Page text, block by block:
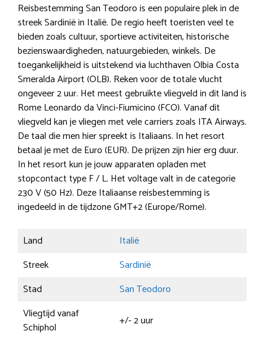
Reisbestemming San Teodoro is een populaire plek in de
streek Sardinië in Italië. De regio heeft toeristen veel te
bieden zoals cultuur, sportieve activiteiten, historische
bezienswaardigheden, natuurgebieden, winkels. De
toegankelijkheid is uitstekend via luchthaven Olbia Costa
Smeralda Airport (OLB). Reken voor de totale vlucht
ongeveer 2 uur. Het meest gebruikte vliegveld in dit land is
Rome Leonardo da Vinci-Fiumicino (FCO). Vanaf dit
vliegveld kan je vliegen met vele carriers zoals ITA Airways.
De taal die men hier spreekt is Italiaans. In het resort
betaal je met de Euro (EUR). De prijzen zijn hier erg duur.
In het resort kun je jouw apparaten opladen met
stopcontact type F / L. Het voltage valt in de categorie
230 V (50 Hz). Deze Italiaanse reisbestemming is
ingedeeld in de tijdzone GMT+2 (Europe/Rome).
Land
Italië
Streek
Sardinië
Stad
San Teodoro
Vliegtijd vanaf
Schiphol
+/- 2 uur